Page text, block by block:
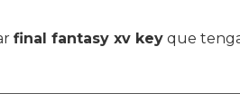
final fantasy xv key que